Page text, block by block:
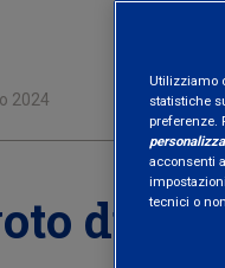
2024
di
Utilizziamo
statistiche
preferenze.
personalizza
acconsenti
tecnici o